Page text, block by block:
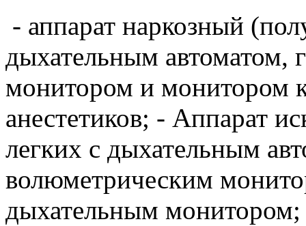
- аппарат наркозный
дыхательным автоматом,
монитором и монитором
анестетиков; - Аппарат
легких с дыхательным
волюметрическим
дыхательным монитором;